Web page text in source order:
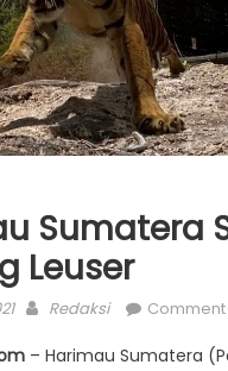
Sumatera
Leuser
Author
Redaksi
– Harimau Sumatera